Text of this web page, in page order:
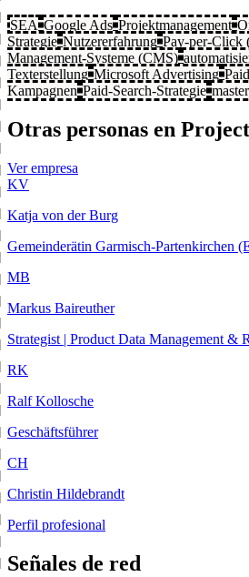
SEA Google Ads Projektmanagement
Strategie Nutzererfahrung Pay-per-Click
Management-Systeme (CMS)
Texterstellung Microsoft Advertising
Kampagnen Paid-Search-Strategie
Otras personas en
Ver empresa
KV
Katja von der Burg
Gemeinderätin Garmisch-Partenkirchen
MB
Markus Baireuther
Strategist | Product Data Management &
RK
Ralf Kollosche
Geschäftsführer
CH
Christin Hildebrandt
Perfil profesional
Señales de red